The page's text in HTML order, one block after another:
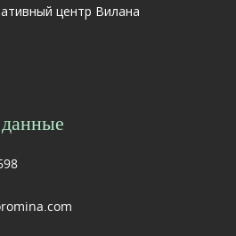
центр Вилана